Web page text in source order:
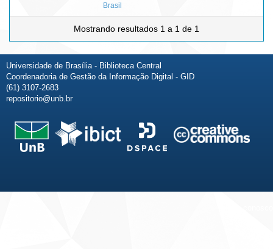
Brasil
Mostrando resultados 1 a 1 de 1
Universidade de Brasília - Biblioteca Central
Coordenadoria de Gestão da Informação Digital - GID
(61) 3107-2683
repositorio@unb.br